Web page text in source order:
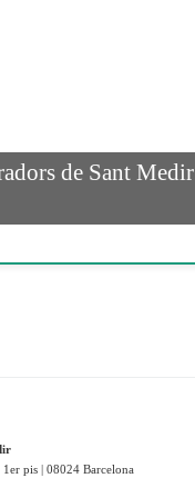
de Sant Medir
pis | 08024 Barcelona